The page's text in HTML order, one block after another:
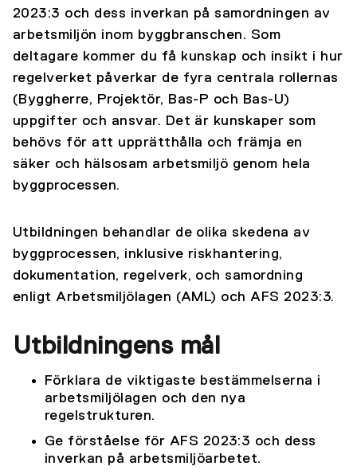
2023:3 och dess inverkan på samordningen av
arbetsmiljön inom byggbranschen. Som
deltagare kommer du få kunskap och insikt i hur
regelverket påverkar de fyra centrala rollernas
(Byggherre, Projektör, Bas-P och Bas-U)
uppgifter och ansvar. Det är kunskaper som
behövs för att upprätthålla och främja en
säker och hälsosam arbetsmiljö genom hela
byggprocessen.
Utbildningen behandlar de olika skedena av
byggprocessen, inklusive riskhantering,
dokumentation, regelverk, och samordning
enligt Arbetsmiljölagen (AML) och AFS 2023:3.
Utbildningens mål
Förklara de viktigaste bestämmelserna i
arbetsmiljölagen och den nya
regelstrukturen.
Ge förståelse för AFS 2023:3 och dess
inverkan på arbetsmiljöarbetet.